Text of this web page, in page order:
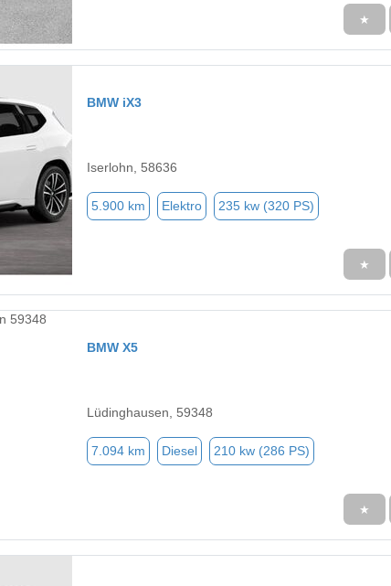
★
BMW iX3
Iserlohn, 58636
5.900 km Elektro 235 kw (320 PS)
★
BMW X5
Lüdinghausen, 59348
7.094 km Diesel 210 kw (286 PS)
★